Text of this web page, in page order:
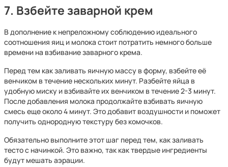
7. Взбейте заварной крем
В дополнение к непреложному соблюдению идеального
соотношения яиц и молока стоит потратить немного больше
времени на взбивание заварного крема.
Перед тем как заливать яичную массу в форму, взбейте её
венчиком в течение нескольких минут. Разбейте яйца в
удобную миску и взбивайте их венчиком в течение 2-3 минут.
После добавления молока продолжайте взбивать яичную
смесь еще около 4 минут. Это добавит воздушности и поможет
получить однородную текстуру без комочков.
Обязательно выполните этот шаг перед тем, как заливать
тесто с начинкой. Это важно, так как твердые ингредиенты
будут мешать аэрации.